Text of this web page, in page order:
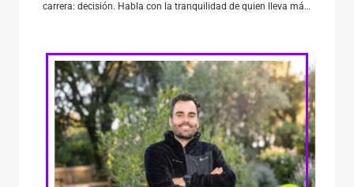
carrera: decisión. Habla con la tranquilidad de quien lleva más